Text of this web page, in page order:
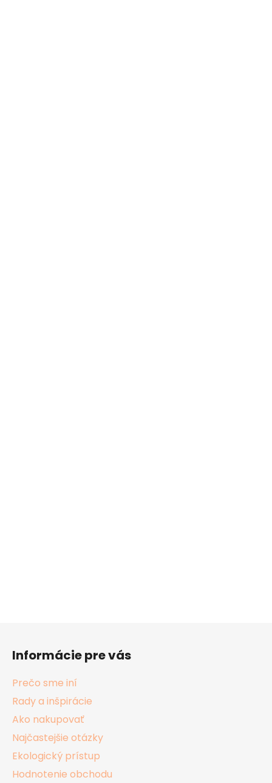
Informácie pre vás
Prečo sme iní
Rady a inšpirácie
Ako nakupovať
Najčastejšie otázky
Ekologický prístup
Hodnotenie obchodu